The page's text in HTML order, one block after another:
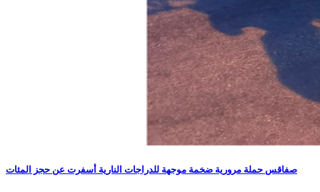
صفاقس حملة مرورية ضخمة موجهة للدراجات النارية أسفرت عن حجز المئات